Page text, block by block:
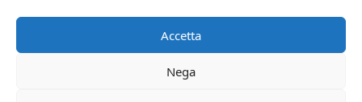
Accetta
Nega
Valutazione del sito
Copyright © 2026 Rubano: AssociAzioni